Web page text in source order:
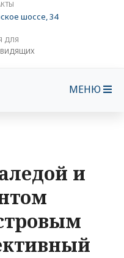
шоссе, 34
ДЛЯ
МЕНЮ
и